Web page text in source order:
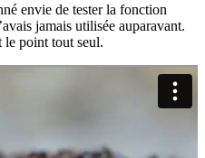
envie de tester la fonction
jamais utilisée auparavant.
le point tout seul.